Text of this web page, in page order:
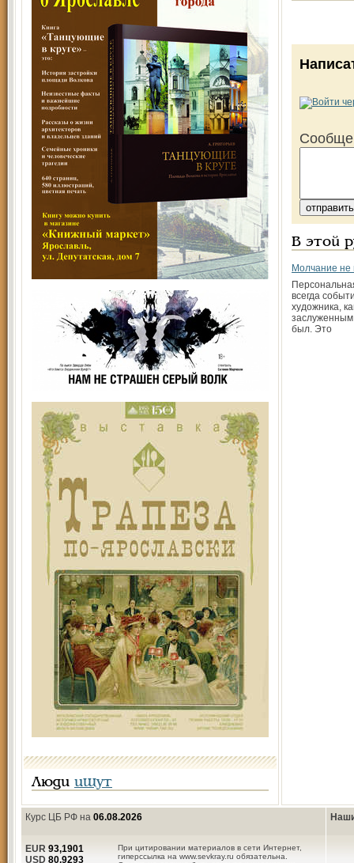
Люди ищут
В этой
Молчание не
всегда
художника,
был. Это
Курс ЦБ РФ на 06.08.2026
При цитировании материалов в сети Интернет,
гиперссылка на www.sevkray.ru обязательна.
EUR 93,1901
USD 80,9293